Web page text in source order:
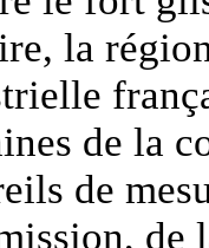
la
de la
de
de